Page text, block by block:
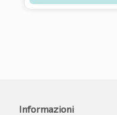
Informazioni